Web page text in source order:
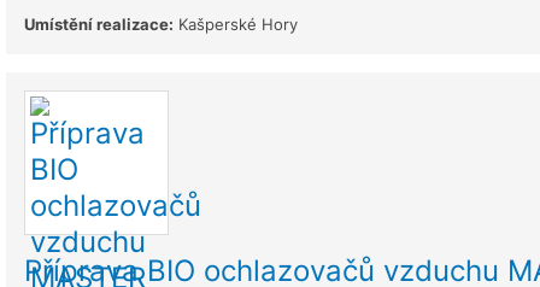
Umístění realizace: Kašperské Hory
Příprava BIO ochlazovačů vzduchu